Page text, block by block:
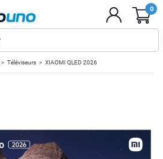
0
Téléviseurs XIAOMI QLED 2026